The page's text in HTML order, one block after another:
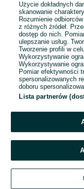
Użycie dokładnych
skanowanie
Rozumienie
z różnych źródeł.
dostęp do nich.
ulepszanie usług.
Tworzenie profili w
Wykorzystywanie
Wykorzystywanie
Pomiar efektywności
spersonalizowanych
doboru
Lista partnerów